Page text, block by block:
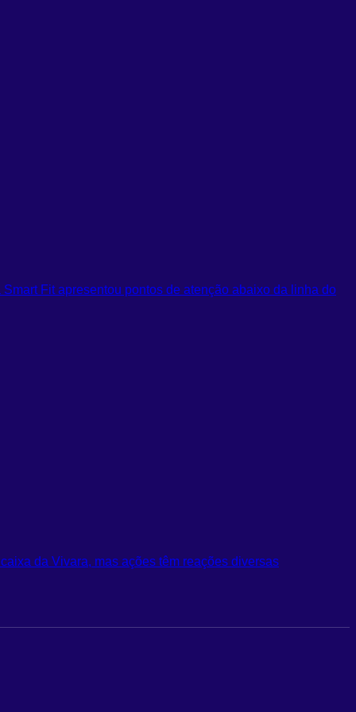
Fit apresentou pontos de atenção abaixo da linha do
da Vivara, mas ações têm reações diversas